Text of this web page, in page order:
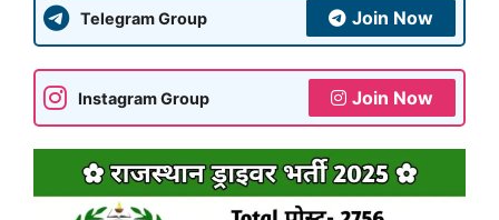
Telegram Group Join Now
Instagram Group Join Now